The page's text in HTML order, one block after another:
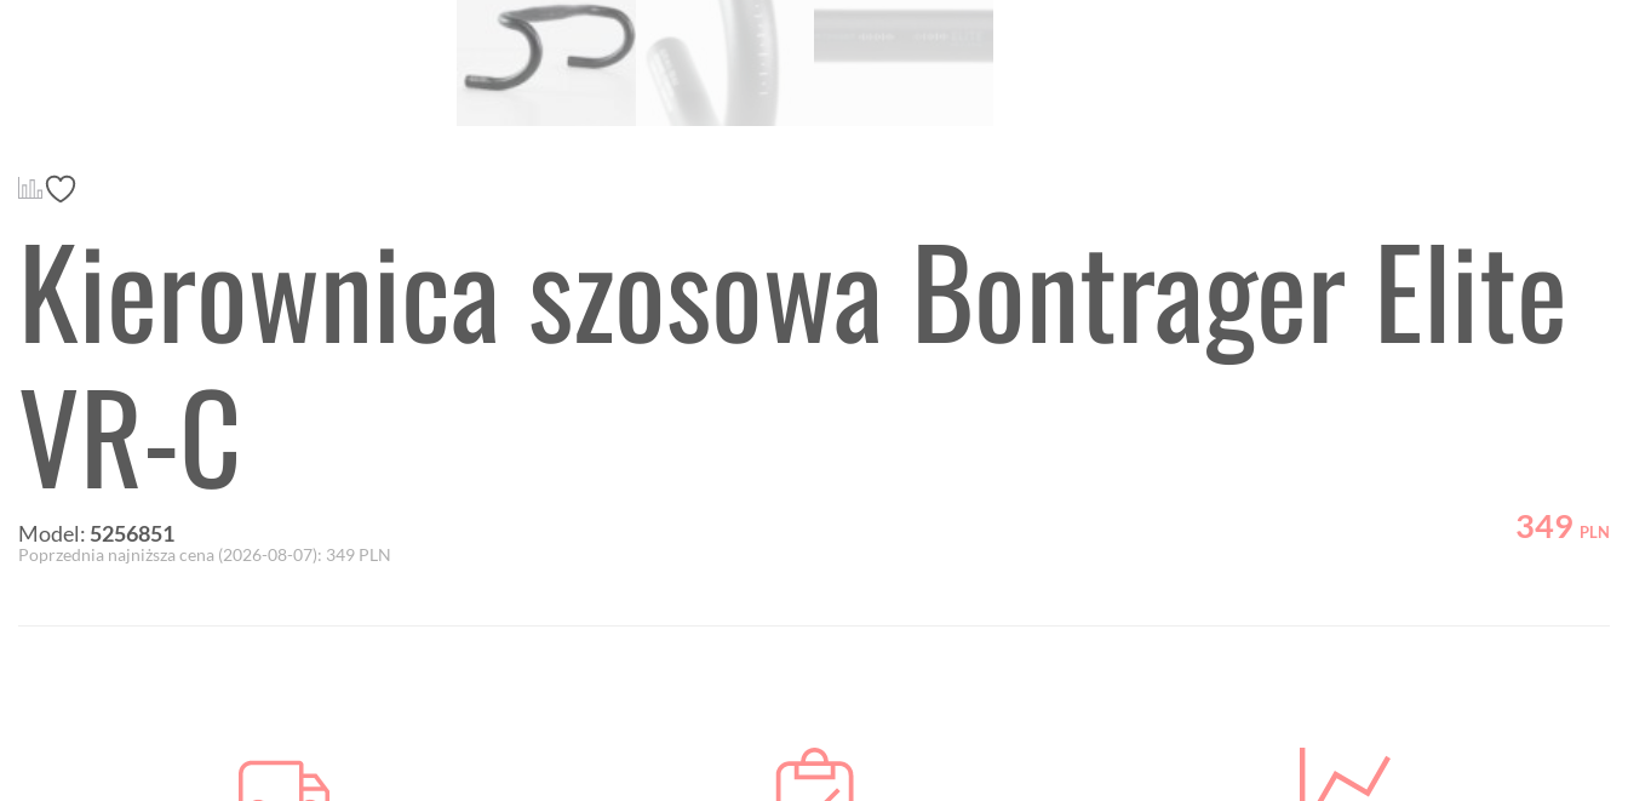
Kierownica szosowa Bontrager Elite
VR-C
Model: 5256851 349 PLN
Poprzednia najniższa cena (2026-08-07): 349 PLN